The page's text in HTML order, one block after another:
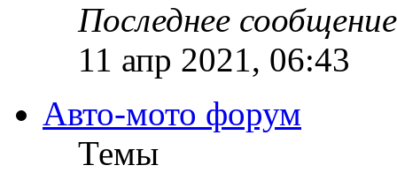
Последнее сообщение
11 апр 2021, 06:43
Авто-мото форум
Темы